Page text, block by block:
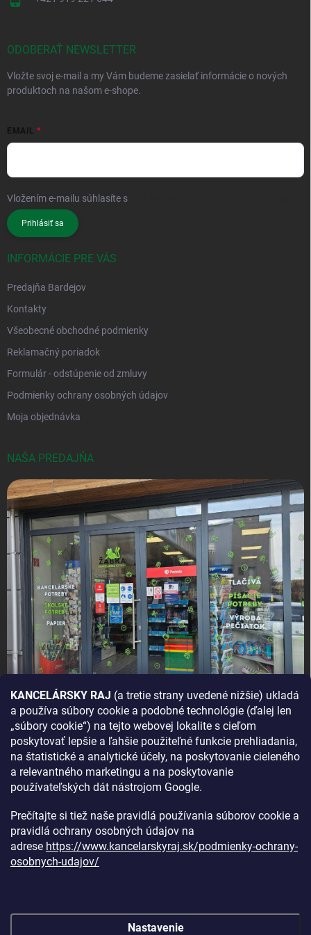
KANCELÁRSKY RAJ (a tretie strany uvedené nižšie) ukladá
a používa súbory cookie a podobné technológie (ďalej len
„súbory cookie“) na tejto webovej lokalite s cieľom
poskytovať lepšie a ľahšie použiteľné funkcie prehliadania,
na štatistické a analytické účely, na poskytovanie cieleného
a relevantného marketingu a na poskytovanie
používateľských dát nástrojom Google.
Prečítajte si tiež naše pravidlá používania súborov cookie a
pravidlá ochrany osobných údajov na
adrese https://www.kancelarskyraj.sk/podmienky-ochrany-
osobnych-udajov/
Nastavenie
ODOBERAŤ NEWSLETTER
Vložte svoj e-mail a my Vám budeme zasielať informácie o nových
produktoch na našom e-shope.
EMAIL
Vložením e-mailu súhlasíte s
Prihlásiť sa
INFORMÁCIE PRE VÁS
Predajňa Bardejov
Kontakty
Všeobecné obchodné podmienky
Reklamačný poriadok
Formulár - odstúpenie od zmluvy
Podmienky ochrany osobných údajov
Moja objednávka
NAŠA PREDAJŇA
AKO SA K NÁM DOSTANETE?